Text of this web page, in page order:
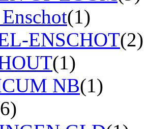
(1)
ENSCHOT(2)
(1)
NB(1)